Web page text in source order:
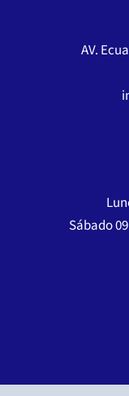
AV.
Sábado